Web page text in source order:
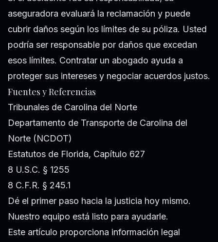
aseguradora evaluará la reclamación y puede
cubrir daños según los límites de su póliza. Usted
podría ser responsable por daños que excedan
esos límites. Contratar un abogado ayuda a
proteger sus intereses y negociar acuerdos justos.
Fuentes y Referencias
Tribunales de Carolina del Norte
Departamento de Transporte de Carolina del
Norte (NCDOT)
Estatutos de Florida, Capítulo 627
8 U.S.C. § 1255
8 C.F.R. § 245.1
Dé el primer paso hacia la justicia hoy mismo.
Nuestro equipo está listo para ayudarle.
Este artículo proporciona información legal